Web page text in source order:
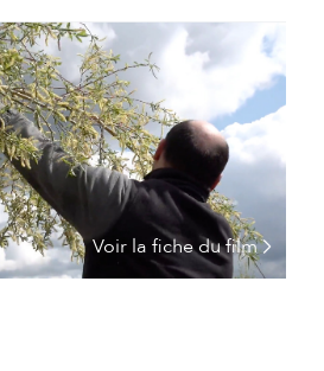
Voir la fiche du film